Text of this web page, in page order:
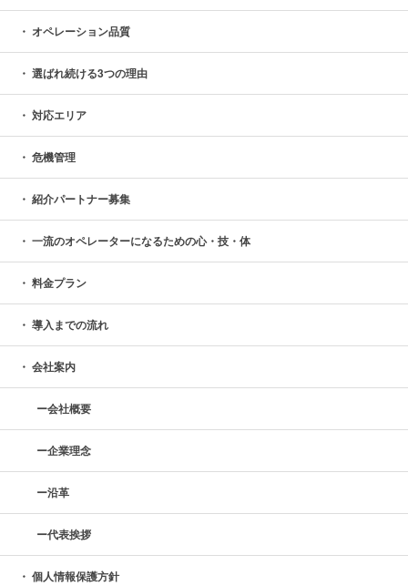
オペレーション品質
選ばれ続ける3つの理由
対応エリア
危機管理
紹介パートナー募集
一流のオペレーターになるための心・技・体
料金プラン
導入までの流れ
会社案内
会社概要
企業理念
沿革
代表挨拶
個人情報保護方針